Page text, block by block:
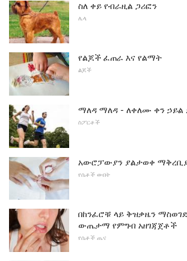
ስለ ቀይ የብራዚል ጋሪፎን
ሌላ
የልጆች ፈጠራ እና የልማት
ልጆች
ማለዳ ማለዳ - ለቀለሙ ቀን ኃይል
ስፖርቶች
አውሮፓውያን ያልታወቀ
የሴቶች ውበት
በከንፈሮቹ ላይ ቅዝቃዜን
ውጤታማ የምግብ አዘገጃጀቶች
የሴቶች ጤና